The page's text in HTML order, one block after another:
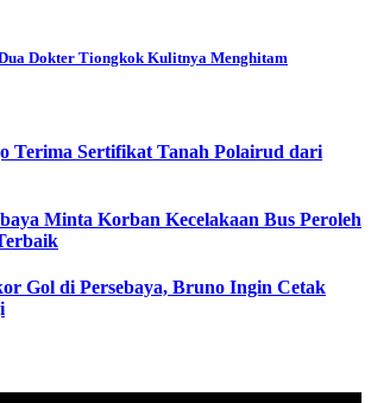
Dokter Tiongkok Kulitnya Menghitam
Terima Sertifikat Tanah Polairud dari
Minta Korban Kecelakaan Bus Peroleh
Gol di Persebaya, Bruno Ingin Cetak